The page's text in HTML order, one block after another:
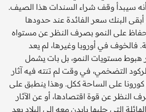
أنه سيبدأ وقف شراء السندات هذا الصيف.
أبقى البنك سعر الفائدة عند حدودها
على النمو بصرف النظر عن مستواه
فالخوف في أوروبا وغيرها، لم يعد
مستويات النمو، بل بات يشمل
التضخمي، في وقت لم تنته فيه آثار
كورونا على الساحة ككل. وهذا ينطبق على
النظر عن قوة اقتصادها، أو عن الآثار
التي جلبها بايدن معه إلى البلاد بعد